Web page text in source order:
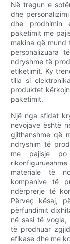
Në tregun e
dhe
dhe prodhimin
paketimit me
makina që mund
personalizuara
ndryshme të
etiketimit. Ky
tilla si
produktet
paketimit.
Një nga sfidat
nevojave është
gjithanshme që
ndryshim të
me pajisje po
materiale të
kompanive të
ndërprerje të
Përveç kësaj,
përfundimit
në sasi të vogla,
të prodhuar
efikase dhe me